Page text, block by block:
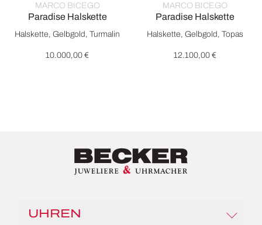
MARCO BICEGO
Paradise Halskette
Marco Bicego Paradise Halskette, Ref: CB2584-E TR01 Y,
Halskette, Gelbgold, Turmalin
10.000,00 €
MARCO BICEGO
Paradise Halskette
Marco Bicego Paradise
Halskette, Gelbgold, Topas
12.100,00 €
UHREN